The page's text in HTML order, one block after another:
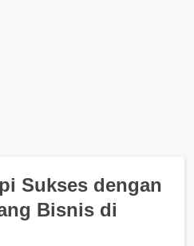
Sukses dengan
Bisnis di